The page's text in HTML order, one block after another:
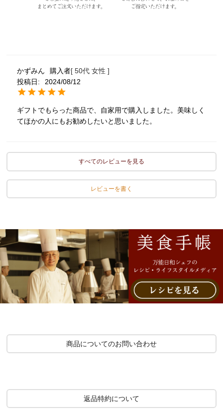
かずみん 購入者 50代 女性
投稿日
2024/08/12
ギフトでもらった商品で、自家用で購入しました。美味しく
てほかの人にもお勧めしたいと思いました。
すべてのレビューを見る
レビューを書く
商品についてのお問い合わせ
返品特約について